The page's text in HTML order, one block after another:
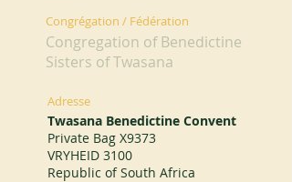
Congrégation / Fédération
Congregation of Benedictine
Sisters of Twasana
Adresse
Twasana Benedictine Convent
Private Bag X9373
VRYHEID 3100
Republic of South Africa